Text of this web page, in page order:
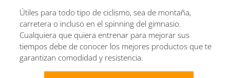
Útiles para todo tipo de ciclismo, sea de montaña,
carretera o incluso en el spinning del gimnasio.
Cualquiera que quiera entrenar para mejorar sus
tiempos debe de conocer los mejores productos que te
garantizan comodidad y resistencia.